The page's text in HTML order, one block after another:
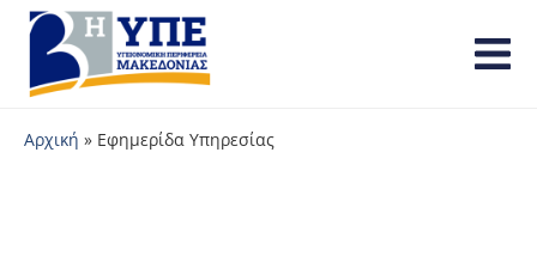
Αρχική » Εφημερίδα Υπηρεσίας